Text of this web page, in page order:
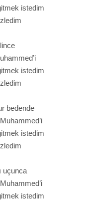
istedim
istedim
bedende
istedim
uçunca
istedim